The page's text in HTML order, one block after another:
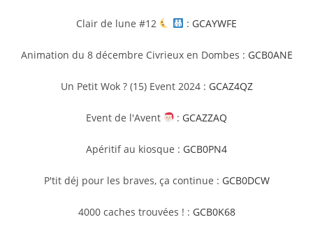
Clair de lune #12 : GCAYWFE
Animation du 8 décembre Civrieux en Dombes : GCB0ANE
Un Petit Wok ? (15) Event 2024 : GCAZ4QZ
Event de l'Avent : GCAZZAQ
Apéritif au kiosque : GCB0PN4
P'tit déj pour les braves, ça continue : GCB0DCW
4000 caches trouvées ! : GCB0K68